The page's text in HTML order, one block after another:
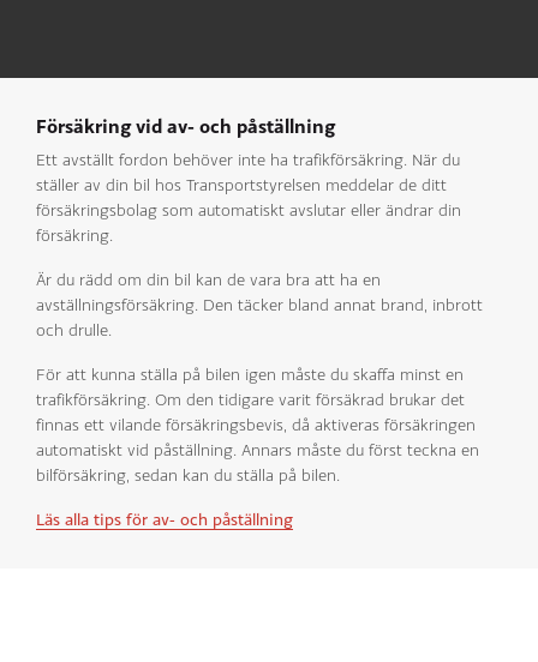
Försäkring vid av- och påställning
Ett avställt fordon behöver inte ha trafikförsäkring. När du
ställer av din bil hos Transportstyrelsen meddelar de ditt
försäkringsbolag som automatiskt avslutar eller ändrar din
försäkring.
Är du rädd om din bil kan de vara bra att ha en
avställningsförsäkring. Den täcker bland annat brand, inbrott
och drulle.
För att kunna ställa på bilen igen måste du skaffa minst en
trafikförsäkring. Om den tidigare varit försäkrad brukar det
finnas ett vilande försäkringsbevis, då aktiveras försäkringen
automatiskt vid påställning. Annars måste du först teckna en
bilförsäkring, sedan kan du ställa på bilen.
Läs alla tips för av- och påställning